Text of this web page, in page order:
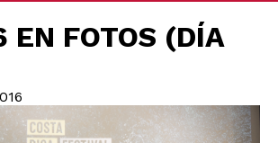
EN FOTOS (DÍA